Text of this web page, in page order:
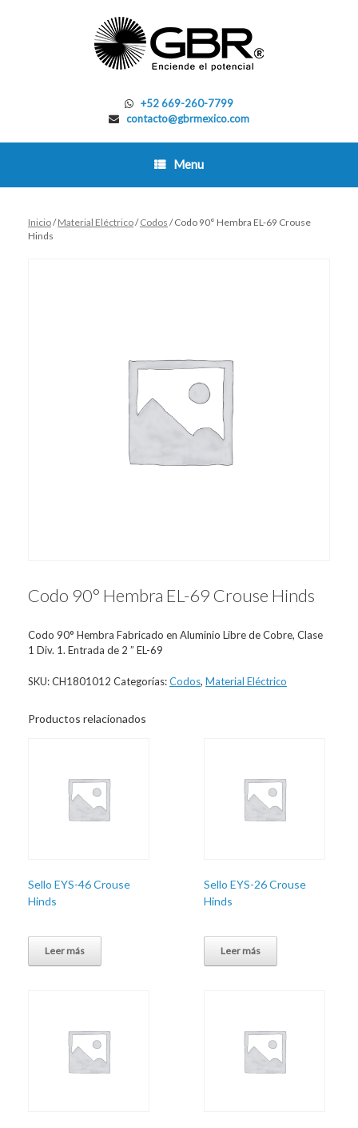
+52 669-260-7799
contacto@gbrmexico.com
Menu
Inicio/Material Eléctrico/Codos / Codo 90° Hembra EL-69 Crouse
Hinds
Codo 90° Hembra EL-69 Crouse Hinds
Codo 90° Hembra Fabricado en Aluminio Libre de Cobre, Clase
1 Div. 1. Entrada de 2 ” EL-69
SKU:CH1801012 Categorías:Codos, Material Eléctrico
Productos relacionados
Sello EYS-46 Crouse
Hinds
Leer más
Sello EYS-26 Crouse
Hinds
Leer más